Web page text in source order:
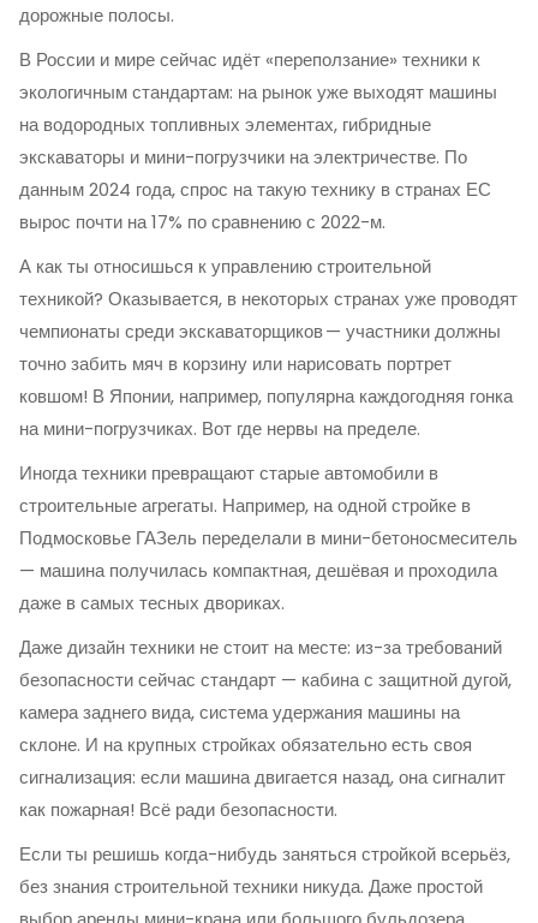
дорожные полосы.
В России и мире сейчас идёт «переползание» техники к
экологичным стандартам: на рынок уже выходят машины
на водородных топливных элементах, гибридные
экскаваторы и мини-погрузчики на электричестве. По
данным 2024 года, спрос на такую технику в странах ЕС
вырос почти на 17% по сравнению с 2022-м.
А как ты относишься к управлению строительной
техникой? Оказывается, в некоторых странах уже проводят
чемпионаты среди экскаваторщиков — участники должны
точно забить мяч в корзину или нарисовать портрет
ковшом! В Японии, например, популярна каждогодняя гонка
на мини-погрузчиках. Вот где нервы на пределе.
Иногда техники превращают старые автомобили в
строительные агрегаты. Например, на одной стройке в
Подмосковье ГАЗель переделали в мини-бетоносмеситель
— машина получилась компактная, дешёвая и проходила
даже в самых тесных двориках.
Даже дизайн техники не стоит на месте: из-за требований
безопасности сейчас стандарт — кабина с защитной дугой,
камера заднего вида, система удержания машины на
склоне. И на крупных стройках обязательно есть своя
сигнализация: если машина двигается назад, она сигналит
как пожарная! Всё ради безопасности.
Если ты решишь когда-нибудь заняться стройкой всерьёз,
без знания строительной техники никуда. Даже простой